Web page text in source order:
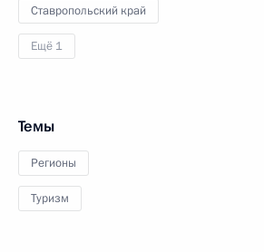
Ставропольский край
Ещё 1
Темы
Регионы
Туризм